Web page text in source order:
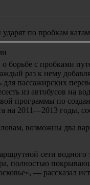
по пробкам
борьбе с пробками
раз к нему
пассажирских
из автобусов на
программы по
на 2011—2013 годы,
возможны два
сети
полностью
— рассказал